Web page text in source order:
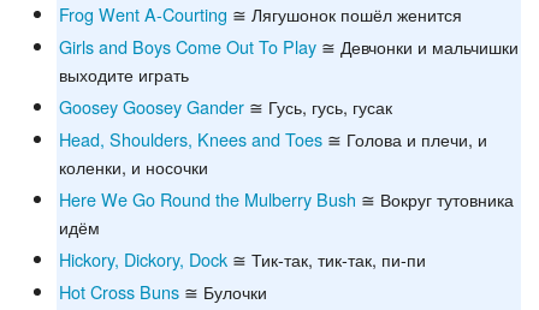
Frog Went A-Courting ≅ Лягушонок пошёл женится
Girls and Boys Come Out To Play ≅ Девчонки и мальчишки
выходите играть
Goosey Goosey Gander ≅ Гусь, гусь, гусак
Head, Shoulders, Knees and Toes ≅ Голова и плечи, и
коленки, и носочки
Here We Go Round the Mulberry Bush ≅ Вокруг тутовника
идём
Hickory, Dickory, Dock ≅ Тик-так, тик-так, пи-пи
Hot Cross Buns ≅ Булочки